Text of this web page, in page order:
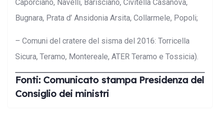
Caporciano, Navelli, Barisciano, Civitella Casanova,
Bugnara, Prata d’ Ansidonia Arsita, Collarmele, Popoli;
– Comuni del cratere del sisma del 2016: Torricella
Sicura, Teramo, Montereale, ATER Teramo e Tossicia).
Fonti: Comunicato stampa Presidenza del
Consiglio dei ministri